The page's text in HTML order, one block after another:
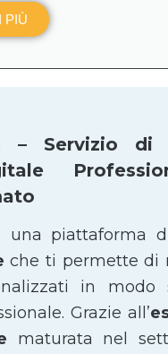
PIÙ
– Servizio di
una piattaforma
che ti permette di
in modo
Grazie all’
maturata nel